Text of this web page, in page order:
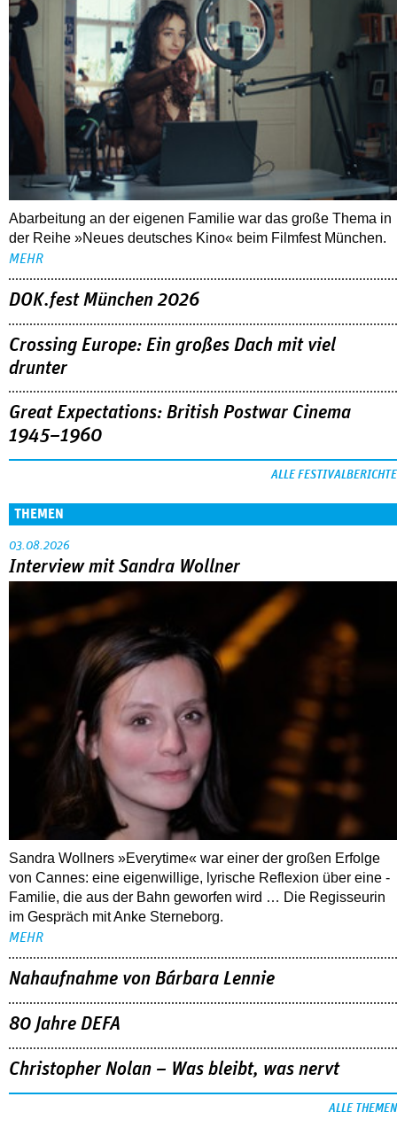
Abarbeitung an der eigenen Familie war das große Thema in
der Reihe »Neues deutsches Kino« beim Filmfest München.
MEHR
DOK.fest München 2026
Crossing Europe: Ein großes Dach mit viel
drunter
Great Expectations: British Postwar Cinema
1945–1960
ALLE FESTIVALBERICHTE
THEMEN
03.08.2026
Interview mit Sandra Wollner
Sandra Wollners »Everytime« war einer der großen Erfolge
von Cannes: eine eigenwillige, lyrische Reflexion über eine ­
Familie, die aus der Bahn geworfen wird … Die Regisseurin
im Gespräch mit Anke Sterneborg.
MEHR
Nahaufnahme von Bárbara Lennie
80 Jahre DEFA
Christopher Nolan – Was bleibt, was nervt
ALLE THEMEN